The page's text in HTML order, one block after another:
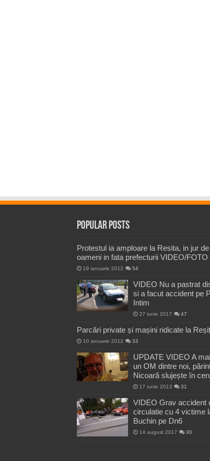
Popular Posts
Protestul ia amploare la Resita, in jur
oameni in fata prefecturii VIDEO/FOTO
19 ianuarie 2012 54
VIDEO Nu a pastrat
si a facut accident pe
Intim
27 iunie 2017 47
Parcări private și mașini ridicate la
10 ianuarie 2012 33
UPDATE VIDEO A
un OM dintre noi,
Nicoară slujește în
17 iunie 2013 31
VIDEO Grav accident
circulatie cu 4 victime
Buchin pe Dn6
14 august 2017 30